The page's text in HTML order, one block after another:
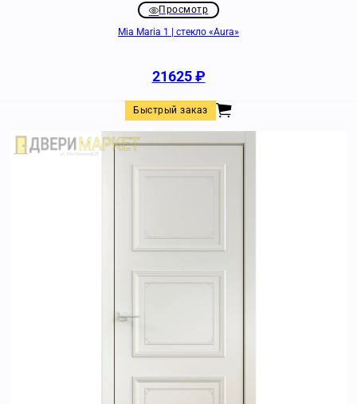
Просмотр
Mia Maria 1 | стекло «Aura»
21625₽
Быстрый заказ